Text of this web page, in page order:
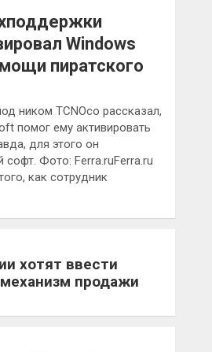
Windows
пиратского
ником TCNOco рассказал,
помог ему активировать
для этого он
софт. Фото: Ferra.ruFerra.ru
как сотрудник
хотят ввести
продажи